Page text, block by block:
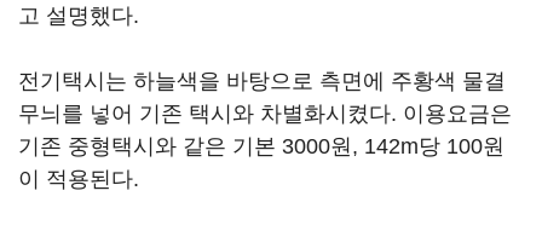
고 설명했다.
전기택시는 하늘색을 바탕으로 측면에 주황색 물결
무늬를 넣어 기존 택시와 차별화시켰다. 이용요금은
기존 중형택시와 같은 기본 3000원, 142m당 100원
이 적용된다.